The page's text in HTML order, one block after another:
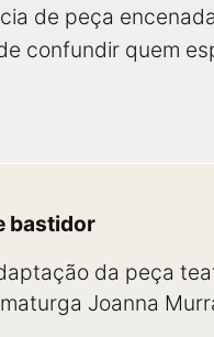
de peça
confundir quem
bastidor
da peça
Joanna